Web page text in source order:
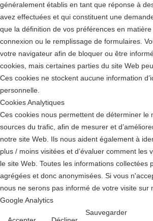
généralement établis en tant que réponse à
avez effectuées et qui constituent une
que la définition de vos préférences en
connexion ou le remplissage de formulaires.
votre navigateur afin de bloquer ou être
cookies, mais certaines parties du site Web
Ces cookies ne stockent aucune information
personnelle.
Cookies Analytiques
Ces cookies nous permettent de déterminer le
sources du trafic, afin de mesurer et
notre site Web. Ils nous aident également à
plus / moins visitées et d’évaluer comment les
le site Web. Toutes les informations collectées
agrégées et donc anonymisées. Si vous
nous ne serons pas informé de votre visite sur
Google Analytics
Sauvegarder